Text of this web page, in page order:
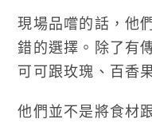
現場品嚐的話，他
錯的選擇。除了有
可可跟玫瑰、百香
他們並不是將食材